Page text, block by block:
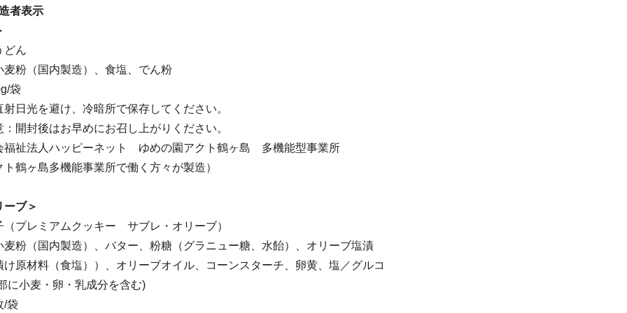
者表示
どん
麦粉（国内製造）、食塩、でん粉
袋
日光を避け、冷暗所で保存してください。
開封後はお早めにお召し上がりください。
福祉法人ハッピーネット ゆめの園アクト鶴ヶ島 多機能型事業所
鶴ヶ島多機能事業所で働く方々が製造）
ーブ＞
（プレミアムクッキー サブレ・オリーブ）
麦粉（国内製造）、バター、粉糖（グラニュー糖、水飴）、オリーブ塩漬
け原材料（食塩））、オリーブオイル、コーンスターチ、卵黄、塩／グルコ
に小麦・卵・乳成分を含む)
/袋